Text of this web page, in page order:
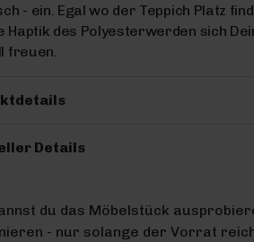
- ein. Egal wo der Teppich Platz
Haptik des Polyesterwerden sich
freuen.
Details
du das Möbelstück
- nur solange der Vorrat